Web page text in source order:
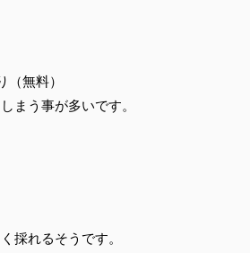
無料）
まう事が多いです。
採れるそうです。